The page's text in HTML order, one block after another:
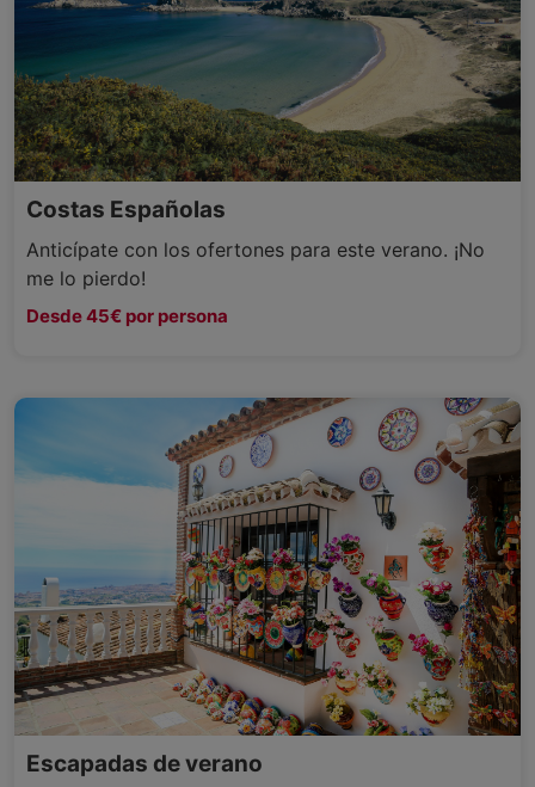
Costas Españolas
Anticípate con los ofertones para este verano. ¡No
me lo pierdo!
Desde 45€ por persona
Escapadas de verano